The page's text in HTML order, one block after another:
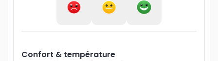
Confort & température